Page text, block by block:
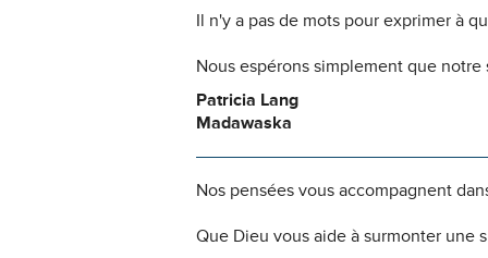
Il n'y a pas de mots pour exprimer à
Nous espérons simplement que
Patricia Lang
Madawaska
Nos pensées vous accompagnent
Que Dieu vous aide à surmonter une